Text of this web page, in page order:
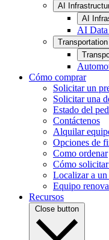
AI
AI
AI
Transportation
Cómo comprar
Solicitar un
Solicitar una
Estado del
Contáctenos
Alquilar
Opciones de
Como ordenar
Cómo
Localizar a
Equipo
Recursos
Close button